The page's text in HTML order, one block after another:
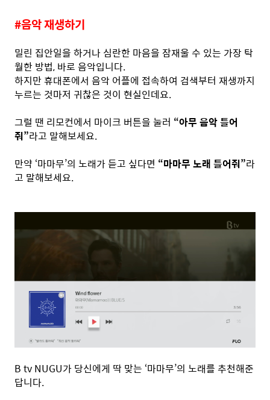
#음악 재생하기
밀린 집안일을 하거나 심란한 마음을 잠재울 수 있는 가장 탁
월한 방법, 바로 음악입니다.
하지만 휴대폰에서 음악 어플에 접속하여 검색부터 재생까지
누르는 것마저 귀찮은 것이 현실인데요.
그럴 땐 리모컨에서 마이크 버튼을 눌러 “아무 음악 틀어
줘”라고 말해보세요.
만약 ‘마마무’의 노래가 듣고 싶다면 “마마무 노래 틀어줘”라
고 말해보세요.
B tv NUGU가 당신에게 딱 맞는 ‘마마무’의 노래를 추천해준
답니다.